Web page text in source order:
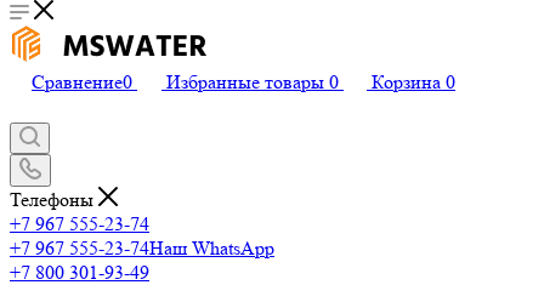
Сравнение0 Избранные товары 0 Корзина 0
Телефоны
+7 967 555-23-74
+7 967 555-23-74Наш WhatsApp
+7 800 301-93-49